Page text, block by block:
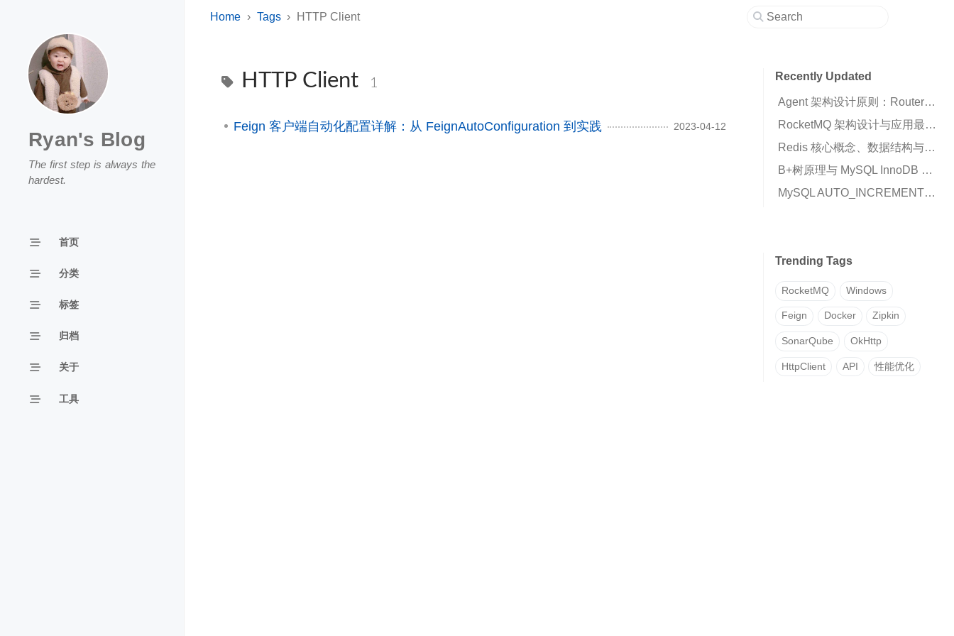
Ryan's Blog
The first step is always the
hardest.
首页
分类
标签
归档
关于
工具
Home Tags HTTP Client
HTTP Client 1
Feign 客户端自动化配置详解：从 FeignAutoConfiguration 到实践 2023-04-12
Recently Updated
Agent 架构设计原则：Router、Runtime 与 Business Script 的职责划分
RocketMQ 架构设计与应用最佳实践：高可用消息队列核心解析
Redis 核心概念、数据结构与高可用架构详解
B+树原理与 MySQL InnoDB 索引机制解析
MySQL AUTO_INCREMENT 插入 0 变成自增值的原因与解决方案
Trending Tags
RocketMQ Windows
Feign Docker Zipkin
SonarQube OkHttp
HttpClient API 性能优化